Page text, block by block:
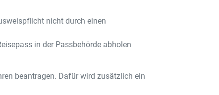
nicht durch einen
in der Passbehörde abholen
beantragen. Dafür wird zusätzlich ein